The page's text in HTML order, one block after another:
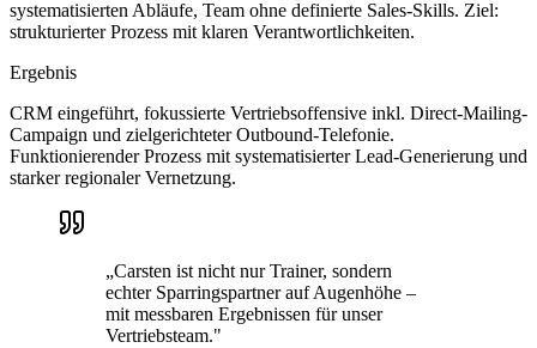
systematisierten Abläufe, Team ohne definierte Sales-Skills. Ziel:
strukturierter Prozess mit klaren Verantwortlichkeiten.
Ergebnis
CRM eingeführt, fokussierte Vertriebsoffensive inkl. Direct-Mailing-
Campaign und zielgerichteter Outbound-Telefonie.
Funktionierender Prozess mit systematisierter Lead-Generierung und
starker regionaler Vernetzung.
„Carsten ist nicht nur Trainer, sondern
echter Sparringspartner auf Augenhöhe –
mit messbaren Ergebnissen für unser
Vertriebsteam."